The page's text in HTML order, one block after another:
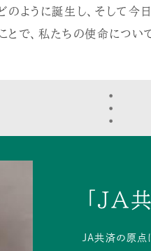
ように誕生し、そして今
とで、私たちの使命につい
「JA
JA共済の原点